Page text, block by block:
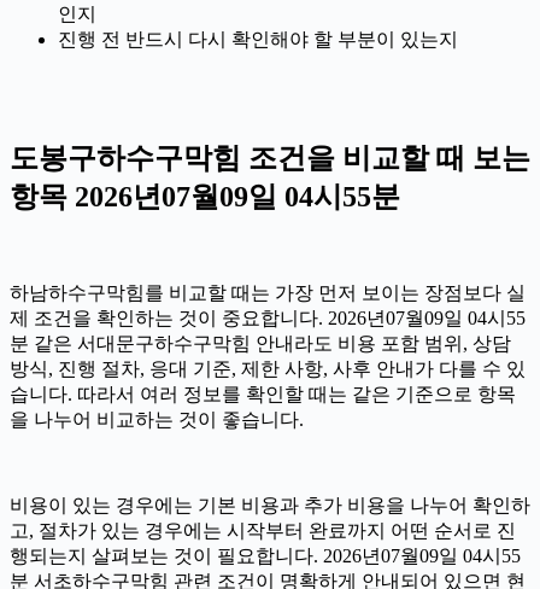
인지
진행 전 반드시 다시 확인해야 할 부분이 있는지
도봉구하수구막힘 조건을 비교할 때 보는
항목 2026년07월09일 04시55분
하남하수구막힘를 비교할 때는 가장 먼저 보이는 장점보다 실
제 조건을 확인하는 것이 중요합니다. 2026년07월09일 04시55
분 같은 서대문구하수구막힘 안내라도 비용 포함 범위, 상담
방식, 진행 절차, 응대 기준, 제한 사항, 사후 안내가 다를 수 있
습니다. 따라서 여러 정보를 확인할 때는 같은 기준으로 항목
을 나누어 비교하는 것이 좋습니다.
비용이 있는 경우에는 기본 비용과 추가 비용을 나누어 확인하
고, 절차가 있는 경우에는 시작부터 완료까지 어떤 순서로 진
행되는지 살펴보는 것이 필요합니다. 2026년07월09일 04시55
분 서초하수구막힘 관련 조건이 명확하게 안내되어 있으면 현